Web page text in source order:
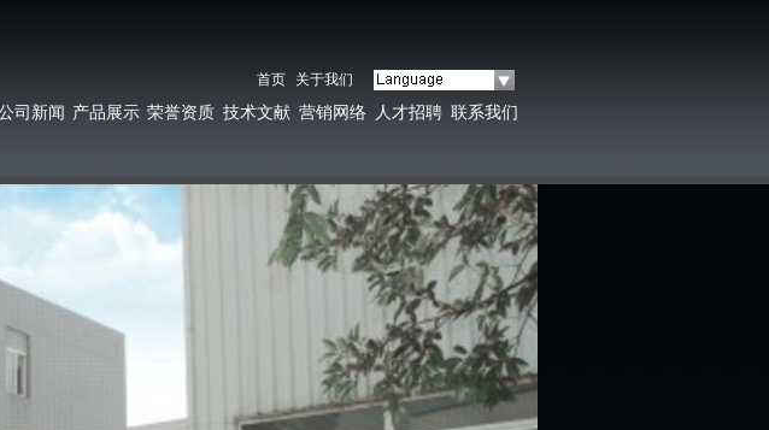
首页 关于我们
司新闻 产品展示 荣誉资质 技术文献 营销网络 人才招聘 联系我们